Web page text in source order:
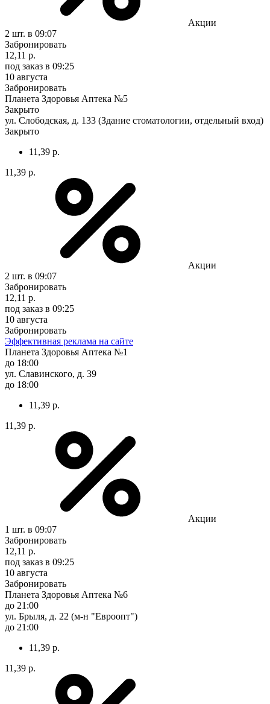
Акции
2 шт. в 09:07
Забронировать
12,11 р.
под заказ в 09:25
10 августа
Забронировать
Планета Здоровья Аптека №5
Закрыто
ул. Слободская, д. 133 (Здание стоматологии, отдельный вход)
Закрыто
11,39 р.
11,39 р.
Акции
2 шт. в 09:07
Забронировать
12,11 р.
под заказ в 09:25
10 августа
Забронировать
Эффективная реклама на сайте
Планета Здоровья Аптека №1
до 18:00
ул. Славинского, д. 39
до 18:00
11,39 р.
11,39 р.
Акции
1 шт. в 09:07
Забронировать
12,11 р.
под заказ в 09:25
10 августа
Забронировать
Планета Здоровья Аптека №6
до 21:00
ул. Брыля, д. 22 (м-н "Евроопт")
до 21:00
11,39 р.
11,39 р.